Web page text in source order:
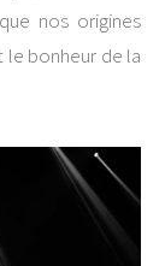
nos origines
le bonheur de la